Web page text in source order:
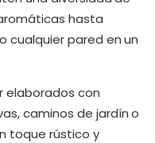
hasta
cualquier pared en un
elaborados con
caminos de jardín o
toque rústico y